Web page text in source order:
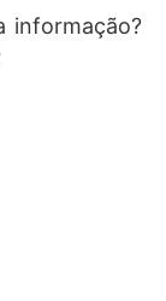
informação?